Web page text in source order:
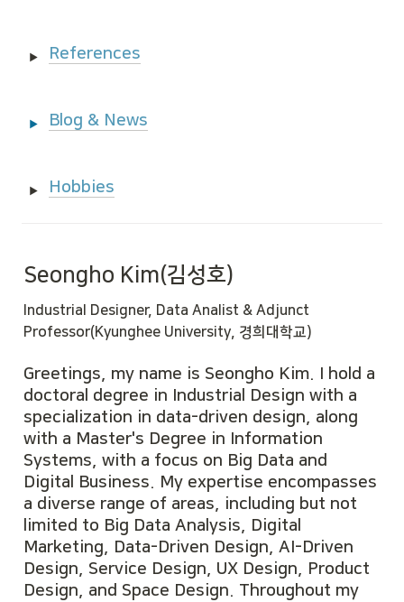
References
Blog & News
Hobbies
Seongho Kim(김성호)
Industrial Designer, Data Analist & Adjunct
Professor(Kyunghee University, 경희대학교)
Greetings, my name is Seongho Kim. I hold a
doctoral degree in Industrial Design with a
specialization in data-driven design, along
with a Master's Degree in Information
Systems, with a focus on Big Data and
Digital Business. My expertise encompasses
a diverse range of areas, including but not
limited to Big Data Analysis, Digital
Marketing, Data-Driven Design, AI-Driven
Design, Service Design, UX Design, Product
Design, and Space Design. Throughout my